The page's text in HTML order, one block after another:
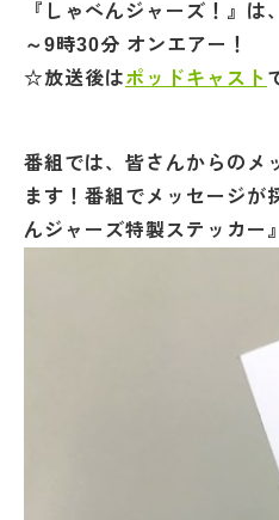
『しゃべんジャーズ！』
～9時30分 オンエアー！
☆放送後はポッドキャスト
番組では、皆さんからのメ
ます！番組でメッセージが
んジャーズ特製ステッカー